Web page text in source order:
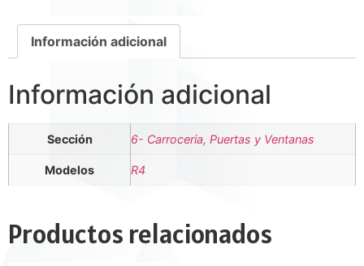
Información adicional
Información adicional
Sección 6- Carroceria, Puertas y Ventanas
Modelos R4
Productos relacionados